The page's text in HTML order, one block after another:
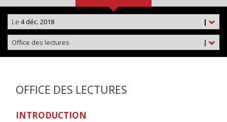
|
Le 4 déc. 2018
|
Office des lectures
OFFICE DES LECTURES
INTRODUCTION